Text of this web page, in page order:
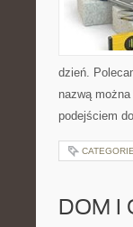
dzień.
nazwą
podejściem
DOM I